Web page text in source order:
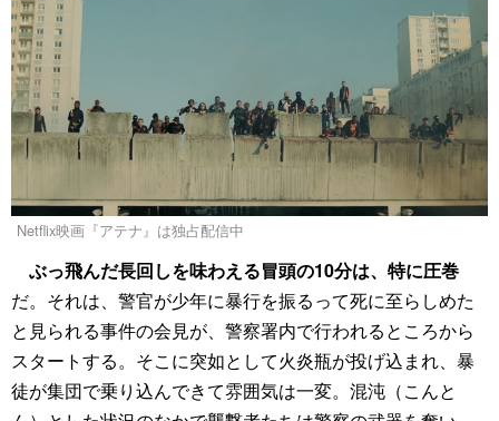
Netflix映画『アテナ』は独占配信中
ぶっ飛んだ長回しを味わえる冒頭の10分は、特に圧巻
だ。それは、警官が少年に暴行を振るって死に至らしめた
と見られる事件の会見が、警察署内で行われるところから
スタートする。そこに突如として火炎瓶が投げ込まれ、暴
徒が集団で乗り込んできて雰囲気は一変。混沌（こんと